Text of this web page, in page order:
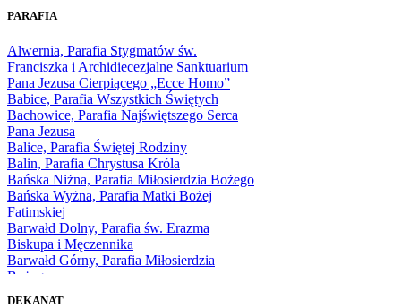
1966
1968
1969
1970
1971
1972
1973
1974
1975
1976
1977
1978
1979
1980
1981
1983
PARAFIA
Alwernia, Parafia Stygmatów św.
Franciszka i Archidiecezjalne Sanktuarium
Pana Jezusa Cierpiącego „Ecce Homo”
Babice, Parafia Wszystkich Świętych
Bachowice, Parafia Najświętszego Serca
Pana Jezusa
Balice, Parafia Świętej Rodziny
Balin, Parafia Chrystusa Króla
Bańska Niżna, Parafia Miłosierdzia Bożego
Bańska Wyżna, Parafia Matki Bożej
Fatimskiej
Barwałd Dolny, Parafia św. Erazma
Biskupa i Męczennika
Barwałd Górny, Parafia Miłosierdzia
Bożego
DEKANAT